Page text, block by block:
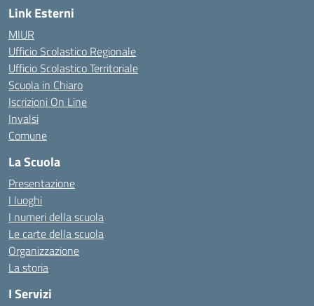
Link Esterni
MIUR
Ufficio Scolastico Regionale
Ufficio Scolastico Territoriale
Scuola in Chiaro
Iscrizioni On Line
Invalsi
Comune
La Scuola
Presentazione
I luoghi
I numeri della scuola
Le carte della scuola
Organizzazione
La storia
I Servizi